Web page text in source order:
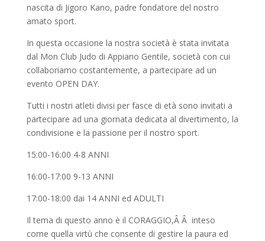
nascita di Jigoro Kano, padre fondatore del nostro
amato sport.
In questa occasione la nostra società è stata invitata
dal Mon Club Judo di Appiano Gentile, società con cui
collaboriamo costantemente, a partecipare ad un
evento OPEN DAY.
Tutti i nostri atleti divisi per fasce di età sono invitati a
partecipare ad una giornata dedicata al divertimento, la
condivisione e la passione per il nostro sport.
15:00-16:00 4-8 ANNI
16:00-17:00 9-13 ANNI
17:00-18:00 dai 14 ANNI ed ADULTI
Il tema di questo anno è il CORAGGIO,Â Â inteso
come quella virtù che consente di gestire la paura ed